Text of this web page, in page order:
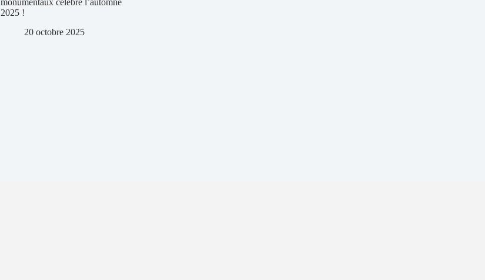
2025 !
20 octobre 2025